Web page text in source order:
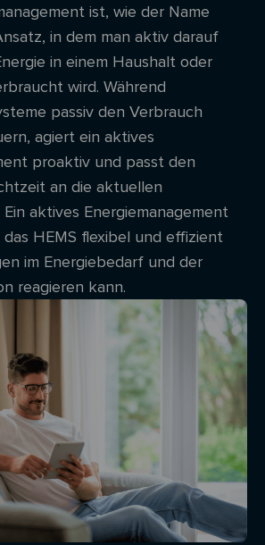
ist, wie der Name
in dem man aktiv darauf
in einem Haushalt oder
wird. Während
passiv den Verbrauch
agiert ein aktives
proaktiv und passt den
an die aktuellen
aktives Energiemanagement
HEMS flexibel und effizient
im Energiebedarf und der
reagieren kann.